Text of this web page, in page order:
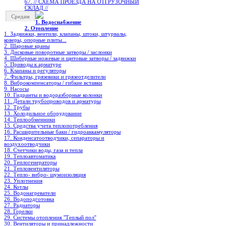
67. // СХЕМА ПРОЕЗДА НА ОТГРУЗОЧНЫЙ
СКЛАД //
Средам
1. Водоснабжение
2. Отопление
1. Задвижки, вентили, клапаны, штоки, штурвалы,
коверы, опорные плиты...
2. Шаровые краны
3. Дисковые поворотные затворы / заслонки
4. Шиберные ножевые и щитовые затворы / задвижки
5. Приводы к арматуре
6. Клапаны и регуляторы
7. Фильтры, грязевики и грязеотделители
8. Виброкомпенсаторы / гибкие вставки
9. Насосы
10. Гидранты и водоразборные колонки
11. Детали трубопроводов и арматуры
12. Трубы
13. Холодильное oборудование
14. Теплообменники
15. Средства учета теплопотребления
16. Расширительные баки / гидроаккамуляторы
17. Конденсатоотводчики, сепараторы и
воздухоотводчики
18. Счетчики воды, газа и тепла
19. Теплоавтоматика
20. Теплогенераторы
21. Тепловентиляторы
22. Тепло- вибро- шумоизоляция
23. Уплотнения
24. Котлы
25. Водонагреватели
26. Водоподготовка
27. Радиаторы
28. Горелки
29. Системы отопления "Теплый пол"
30. Вентиляторы и принадлежности